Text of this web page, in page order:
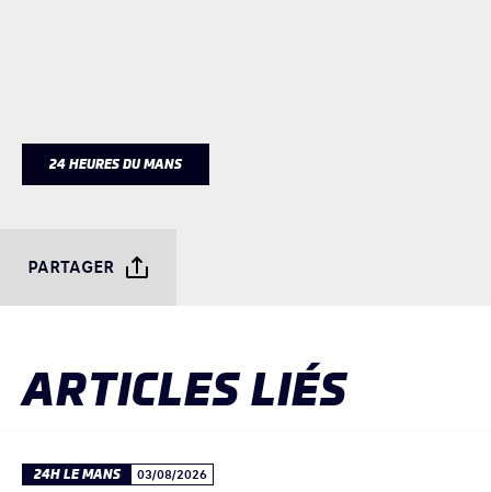
24 HEURES DU MANS
PARTAGER
ARTICLES LIÉS
24H LE MANS 03/08/2026